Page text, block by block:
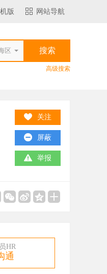
版 网站导航
高级搜索
关注
屏蔽
举报
HR
通